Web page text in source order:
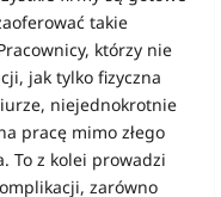
takie
którzy nie
jak tylko fizyczna
niejednokrotnie
pracę mimo złego
To z kolei prowadzi
zarówno